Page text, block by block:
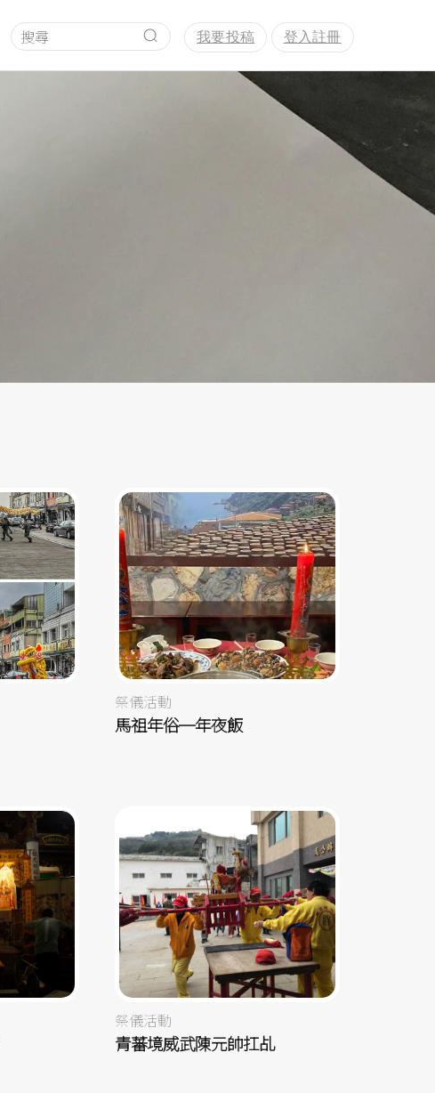
我要投稿 登入註冊
祭儀活動
馬祖年俗─年夜飯
祭儀活動
青蕃境威武陳元帥扛乩